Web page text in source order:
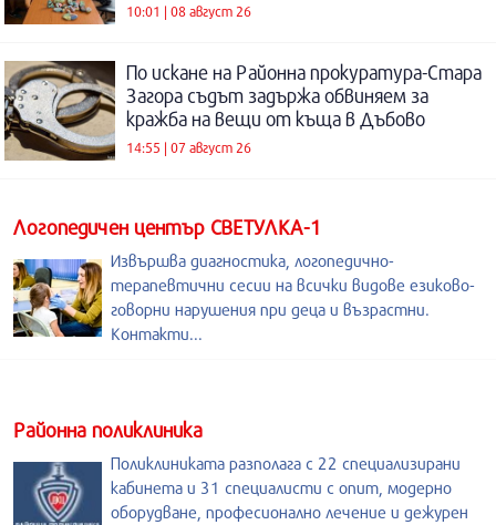
10:01 | 08 август 26
По искане на Районна прокуратура-Стара
Загора съдът задържа обвиняем за
кражба на вещи от къща в Дъбово
14:55 | 07 август 26
Логопедичен център СВЕТУЛКА-1
Извършва диагностика, логопедично-
терапевтични сесии на всички видове езиково-
говорни нарушения при деца и възрастни.
Контакти...
Районна поликлиника
Поликлиниката разполага с 22 специализирани
кабинета и 31 специалисти с опит, модерно
оборудване, професионално лечение и дежурен